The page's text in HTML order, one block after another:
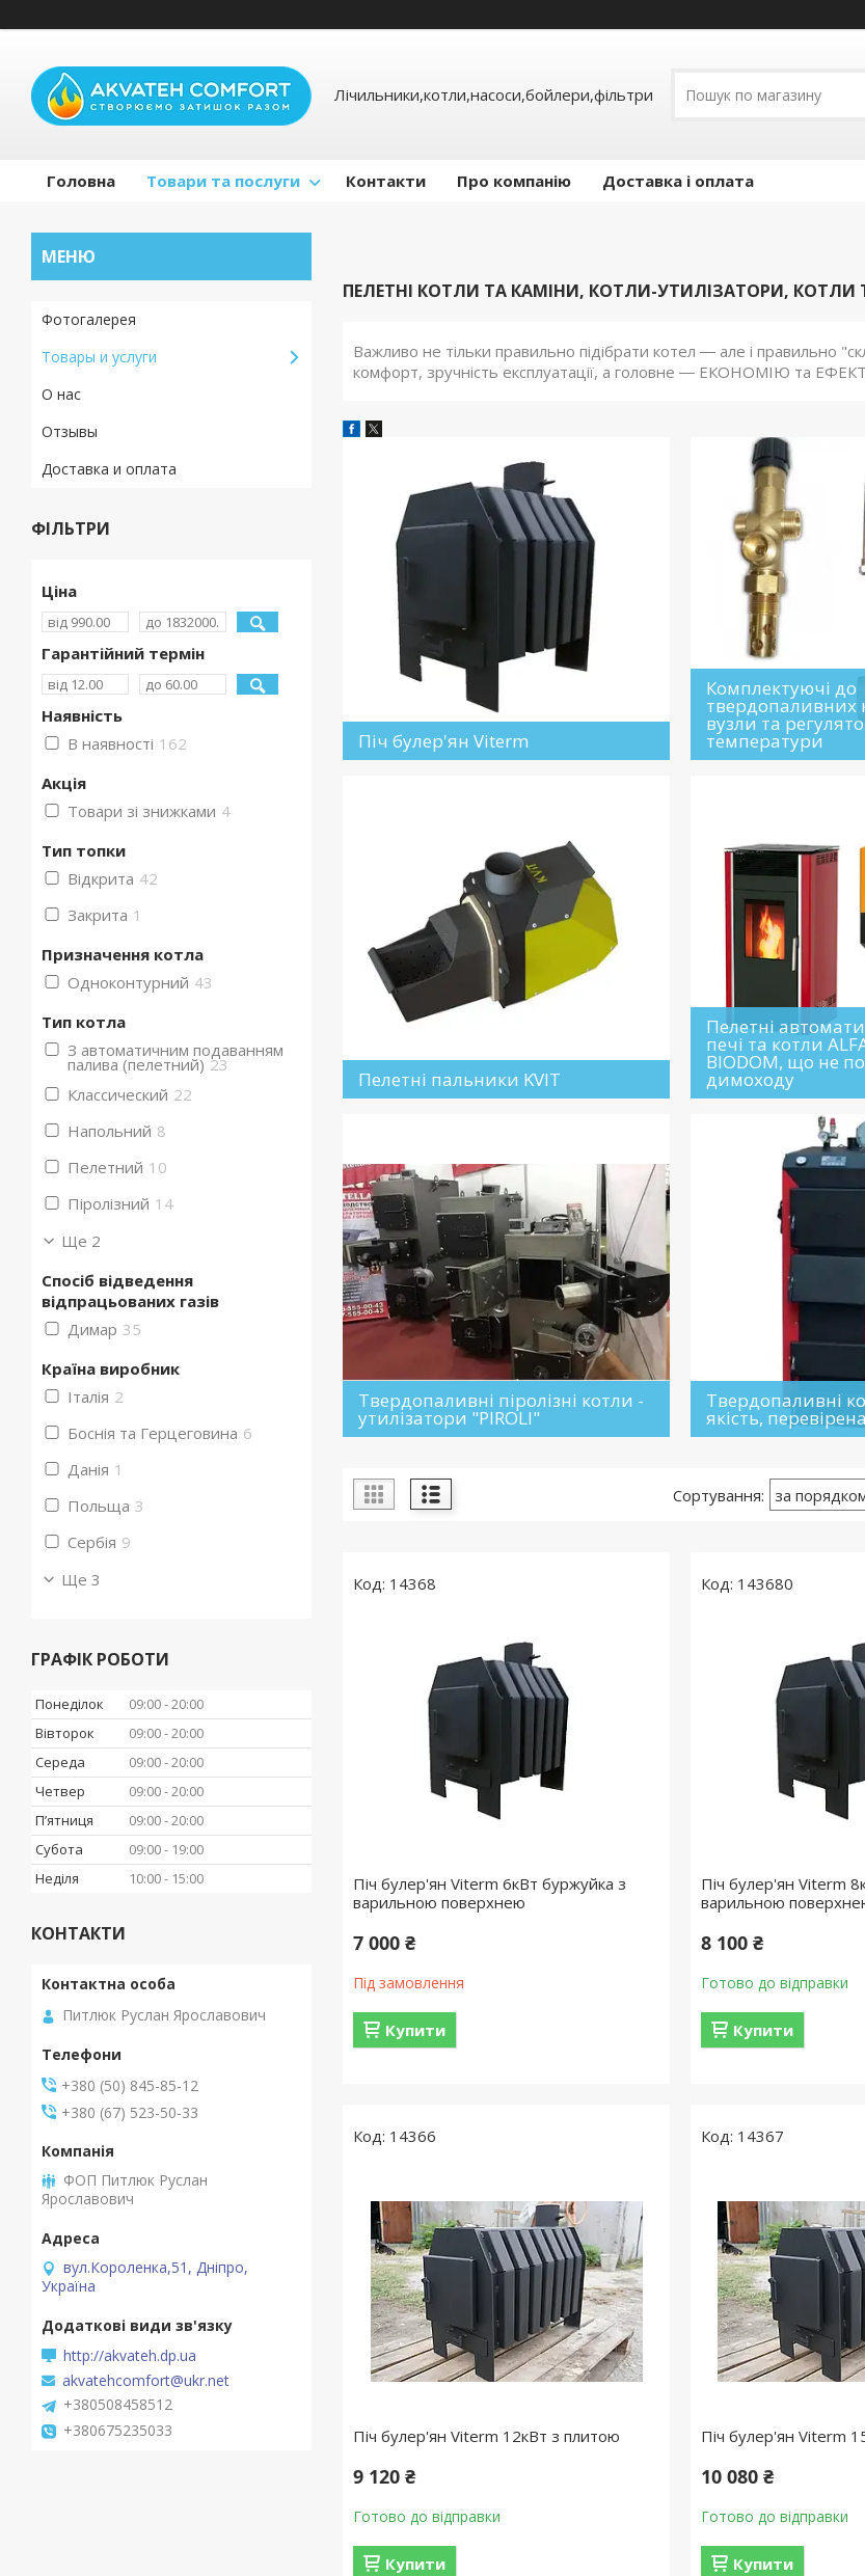
Лічильники,котли,насоси,бойлери,фільтри
Головна Товари та послуги Контакти Про компанію Доставка і оплата
ПЕЛЕТНІ КОТЛИ ТА КАМІНИ, КОТЛИ-УТИЛІЗАТОРИ,
Важливо не тільки правильно підібрати котел ― але і правильно
комфорт, зручність експлуатації, а головне ― ЕКОНОМІЮ та
Піч булер'ян Viterm
Комплектуючі до
твердопаливних
вузли та
температури
Пелетні пальники KVIT
Пелетні
печі та котли
BIODOM, що не
димоходу
Твердопаливні піролізні котли -
утилізатори "PIROLI"
Твердопаливні
якість,
14368
Піч булер'ян Viterm 6кВт буржуйка з
варильною поверхнею
7 000 ₴
Під замовлення
Купити
143680
Піч булер'ян Viterm
варильною
8 100 ₴
Готово до відправки
Купити
14366
Піч булер'ян Viterm 12кВт з плитою
9 120 ₴
Готово до відправки
Купити
14367
Піч булер'ян Viterm
10 080 ₴
Готово до відправки
Купити
Фотогалерея
Товары и услуги
О нас
Отзывы
Доставка и оплата
ФІЛЬТРИ
Ціна
Гарантійний термін
Наявність
В наявності 162
Акція
Товари зі знижками 4
Тип топки
Відкрита 42
Закрита 1
Призначення котла
Одноконтурний 43
Тип котла
З автоматичним подаванням
палива (пелетний) 23
Классический 22
Напольний 8
Пелетний 10
Піролізний 14
Ще 2
Спосіб відведення
відпрацьованих газів
Димар 35
Країна виробник
Італія 2
Боснія та Герцеговина 6
Данія 1
Польща 3
Сербія 9
Ще 3
ГРАФІК РОБОТИ
Понеділок 09:00 20:00
Вівторок
09:00 20:00
Середа
09:00 20:00
Четвер
09:00 20:00
Пʼятниця
09:00 20:00
Субота
09:00
19:00
Неділя
10:00 15:00
КОНТАКТИ
Питлюк Руслан Ярославович
+380 (50) 845-85-12
+380 (67) 523-50-33
ФОП Питлюк Руслан
Ярославович
вул.Короленка,51, Дніпро,
Україна
http://akvateh.dp.ua
akvatehcomfort@ukr.net
+380508458512
+380675235033